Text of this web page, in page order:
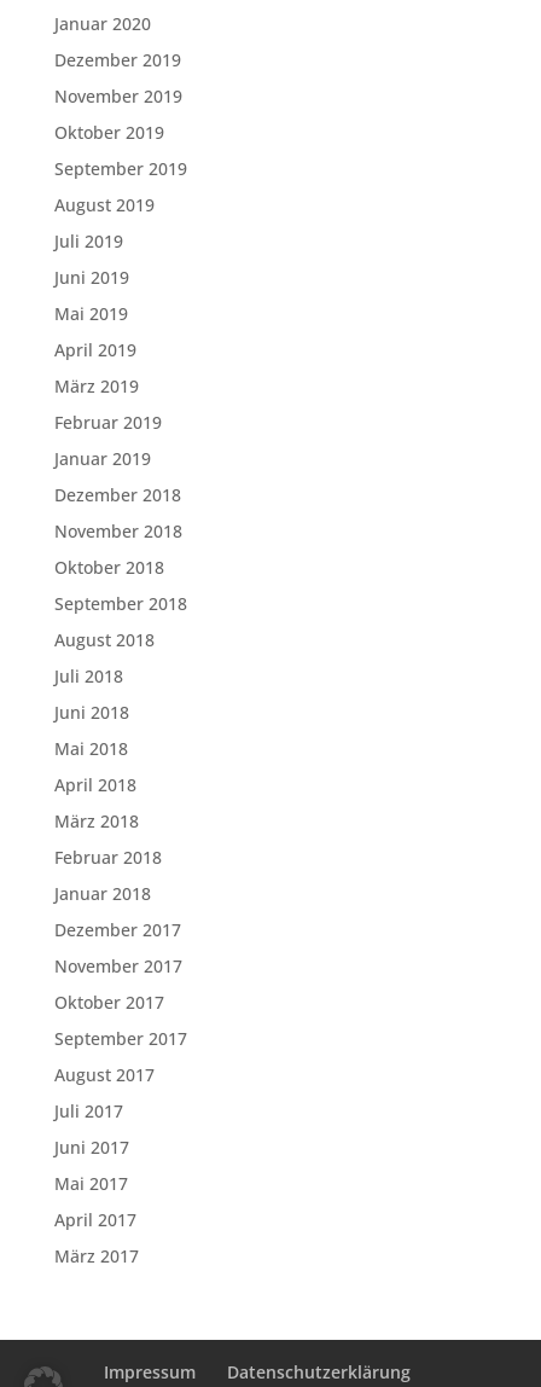
Januar 2020
Dezember 2019
November 2019
Oktober 2019
September 2019
August 2019
Juli 2019
Juni 2019
Mai 2019
April 2019
März 2019
Februar 2019
Januar 2019
Dezember 2018
November 2018
Oktober 2018
September 2018
August 2018
Juli 2018
Juni 2018
Mai 2018
April 2018
März 2018
Februar 2018
Januar 2018
Dezember 2017
November 2017
Oktober 2017
September 2017
August 2017
Juli 2017
Juni 2017
Mai 2017
April 2017
März 2017
Impressum Datenschutzerklärung